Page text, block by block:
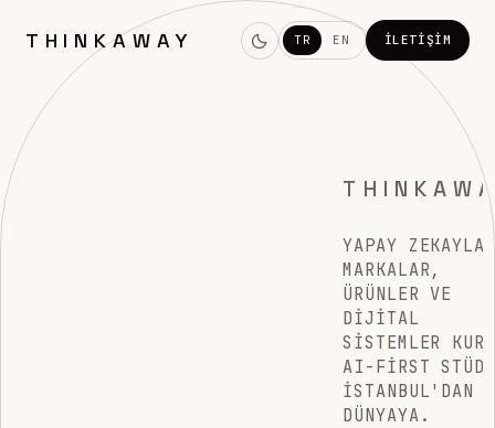
THINKAWAY TR EN İLETIŞIM
YAPAY ZEKAYLA
MARKALAR,
ÜRÜNLER VE
DIJITAL
SISTEMLER
AI-FIRST
İSTANBUL'DAN
DÜNYAYA.